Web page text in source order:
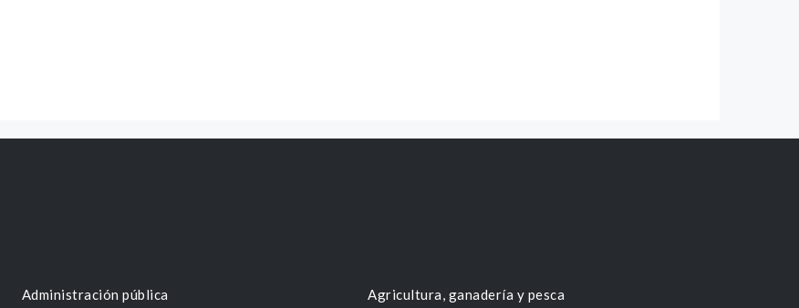
Administración pública Agricultura, ganadería y pesca